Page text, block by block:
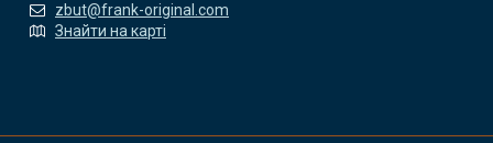
zbut@frank-original.com
Знайти на карті